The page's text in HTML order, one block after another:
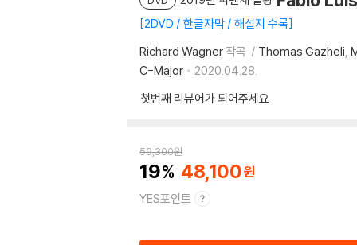
2DVD / 한글자막 / 해설지 수록
Richard Wagner 작곡 Thomas Gazheli
C-Major
2020.04.28.
첫번째 리뷰어가 되어주세요
59,300원
19 48,100
YES포인트